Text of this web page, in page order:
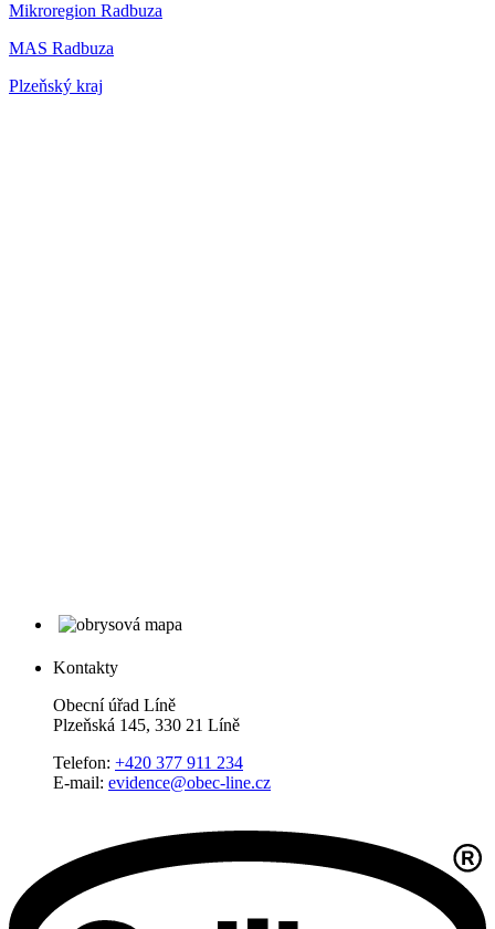
Mikroregion Radbuza
MAS Radbuza
Plzeňský kraj
Kontakty
Obecní úřad Líně
Plzeňská 145, 330 21 Líně
Telefon: +420 377 911 234
E-mail: evidence@obec-line.cz